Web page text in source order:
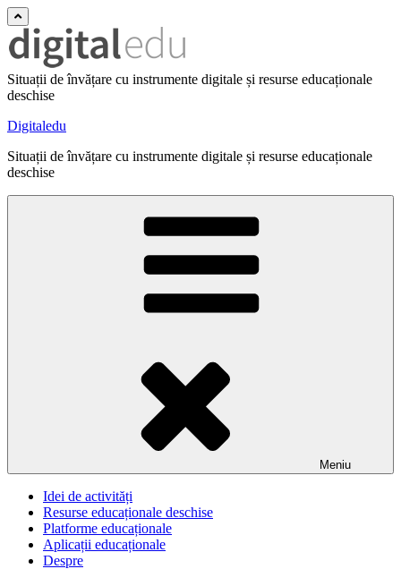
Situații de învățare cu instrumente digitale și resurse educaționale
deschise
Digitaledu
Situații de învățare cu instrumente digitale și resurse educaționale
deschise
Meniu
Idei de activități
Resurse educaționale deschise
Platforme educaționale
Aplicații educaționale
Despre